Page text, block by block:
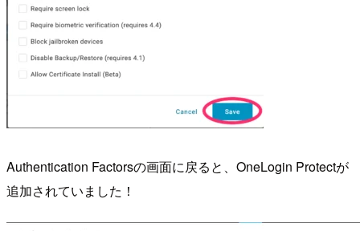
Authentication Factorsの画面に戻ると、OneLogin Protectが
追加されていました！